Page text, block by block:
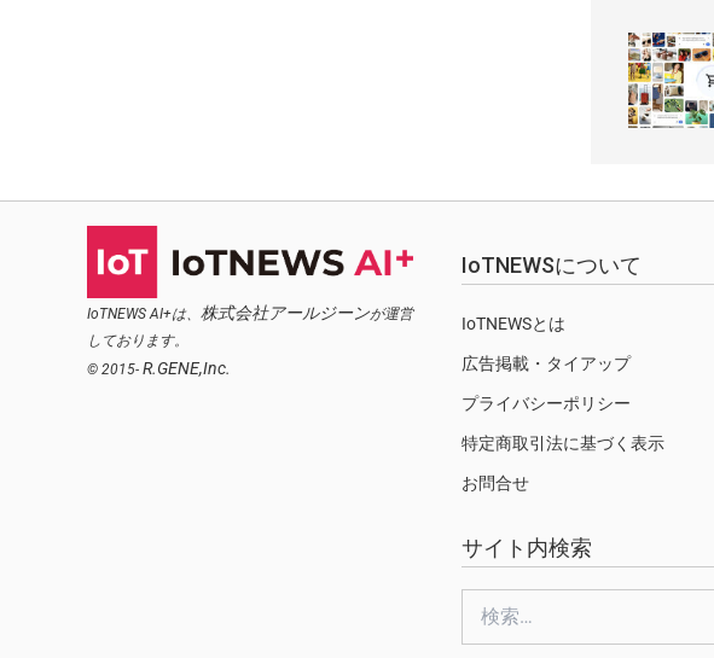
IoTNEWS AI+は、 株式会社アールジーンが運営
しております。
© 2015- R.GENE,Inc.
IoTNEWSについて
IoTNEWSとは
広告掲載・タイアップ
プライバシーポリシー
特定商取引法に基づく表示
お問合せ
サイト内検索
索: